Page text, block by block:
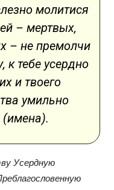
молитися
– мертвых,
– не премолчи
к тебе усердно
и твоего
умильно
Усердную